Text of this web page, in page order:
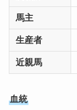
馬主
生産者
近親馬
血統